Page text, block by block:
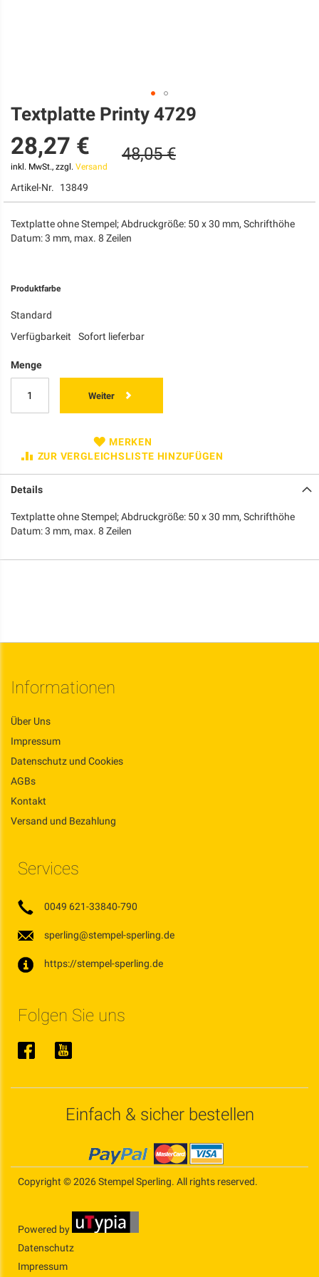
Zum
Anfang
der
Bildgalerie
springen
Textplatte Printy 4729
28,27 €
inkl. MwSt., zzgl. Versand
48,05 €
Artikel-Nr. 13849
Textplatte ohne Stempel; Abdruckgröße: 50 x 30 mm, Schrifthöhe
Datum: 3 mm, max. 8 Zeilen
Produktfarbe
Standard
Verfügbarkeit
Sofort lieferbar
Menge
Weiter
MERKEN
ZUR VERGLEICHSLISTE HINZUFÜGEN
Details
Textplatte ohne Stempel; Abdruckgröße: 50 x 30 mm, Schrifthöhe
Datum: 3 mm, max. 8 Zeilen
Informationen
Über Uns
Impressum
Datenschutz und Cookies
AGBs
Kontakt
Versand und Bezahlung
Services
0049 621-33840-790
sperling@stempel-sperling.de
https://stempel-sperling.de
Folgen Sie uns
Einfach & sicher bestellen
Copyright © 2026 Stempel Sperling. All rights reserved.
Powered by
Datenschutz
Impressum